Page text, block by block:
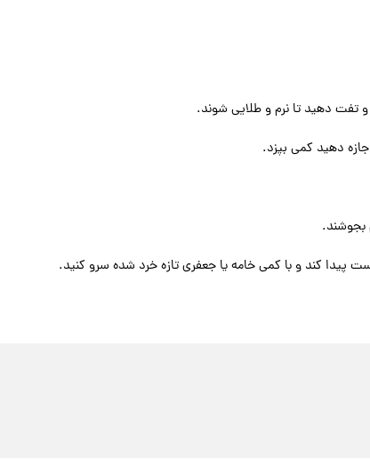
و تفت دهید تا نرم و طلایی شوند.
دهید کمی بپزد.
بجوشند.
پیدا کند و با کمی خامه یا جعفری تازه خرد شده سرو کنید.